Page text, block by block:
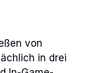
von
in drei